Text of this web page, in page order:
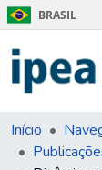
BRASIL
Início